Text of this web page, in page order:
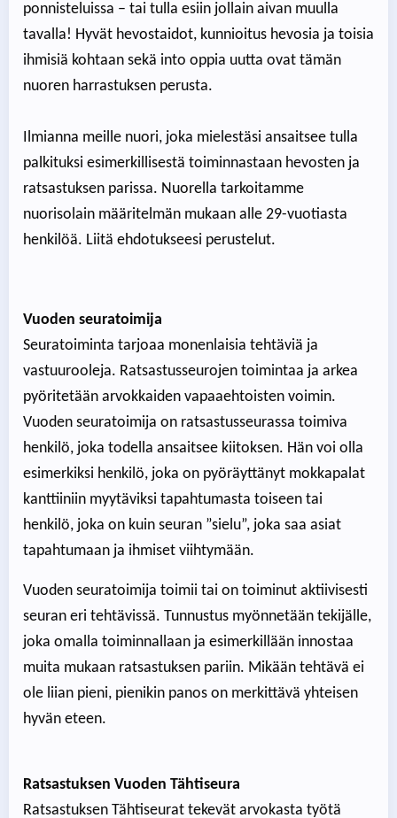
ponnisteluissa – tai tulla esiin jollain aivan muulla
tavalla! Hyvät hevostaidot, kunnioitus hevosia ja toisia
ihmisiä kohtaan sekä into oppia uutta ovat tämän
nuoren harrastuksen perusta.
Ilmianna meille nuori, joka mielestäsi ansaitsee tulla
palkituksi esimerkillisestä toiminnastaan hevosten ja
ratsastuksen parissa. Nuorella tarkoitamme
nuorisolain määritelmän mukaan alle 29-vuotiasta
henkilöä. Liitä ehdotukseesi perustelut.
Vuoden seuratoimija
Seuratoiminta tarjoaa monenlaisia tehtäviä ja
vastuurooleja. Ratsastusseurojen toimintaa ja arkea
pyöritetään arvokkaiden vapaaehtoisten voimin.
Vuoden seuratoimija on ratsastusseurassa toimiva
henkilö, joka todella ansaitsee kiitoksen. Hän voi olla
esimerkiksi henkilö, joka on pyöräyttänyt mokkapalat
kanttiiniin myytäviksi tapahtumasta toiseen tai
henkilö, joka on kuin seuran ”sielu”, joka saa asiat
tapahtumaan ja ihmiset viihtymään.
Vuoden seuratoimija toimii tai on toiminut aktiivisesti
seuran eri tehtävissä. Tunnustus myönnetään tekijälle,
joka omalla toiminnallaan ja esimerkillään innostaa
muita mukaan ratsastuksen pariin. Mikään tehtävä ei
ole liian pieni, pienikin panos on merkittävä yhteisen
hyvän eteen.
Ratsastuksen Vuoden Tähtiseura
Ratsastuksen Tähtiseurat tekevät arvokasta työtä